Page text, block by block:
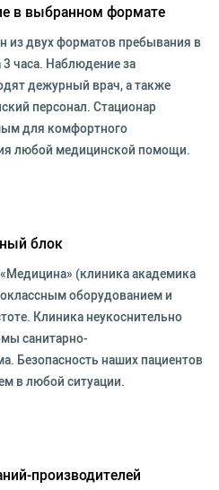
в выбранном формате
из двух форматов пребывания в
3 часа. Наблюдение за
дежурный врач, а также
персонал. Стационар
для комфортного
любой медицинской помощи.
блок
(клиника академика
оборудованием и
Клиника неукоснительно
санитарно-
Безопасность наших пациентов
в любой ситуации.
производителей